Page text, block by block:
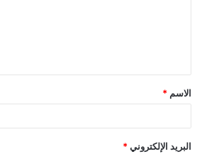
الاسم *
البريد الإلكتروني *